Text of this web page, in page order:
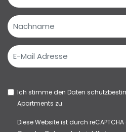
Ich stimme den Daten
Apartments zu.
Diese Website ist durch